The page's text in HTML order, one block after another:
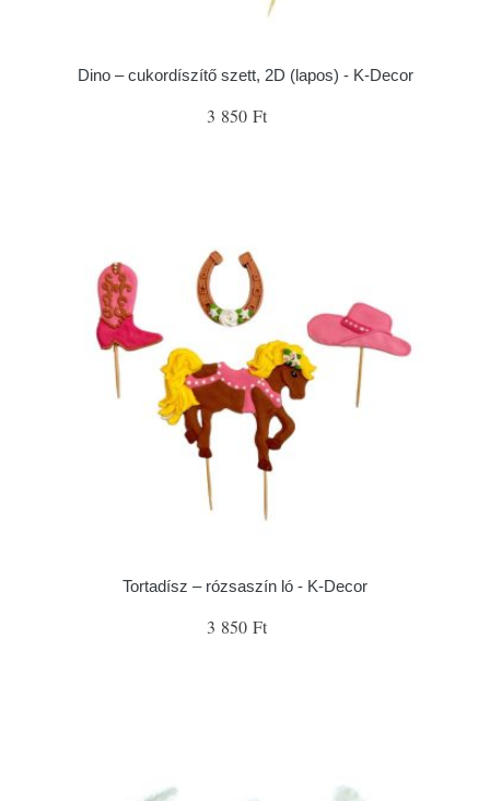
Dino – cukordíszítő szett, 2D (lapos) - K-Decor
3 850 Ft
Tortadísz – rózsaszín ló - K-Decor
3 850 Ft